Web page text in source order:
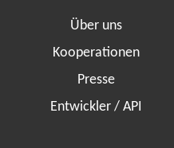
Über uns
Kooperationen
Presse
Entwickler / API